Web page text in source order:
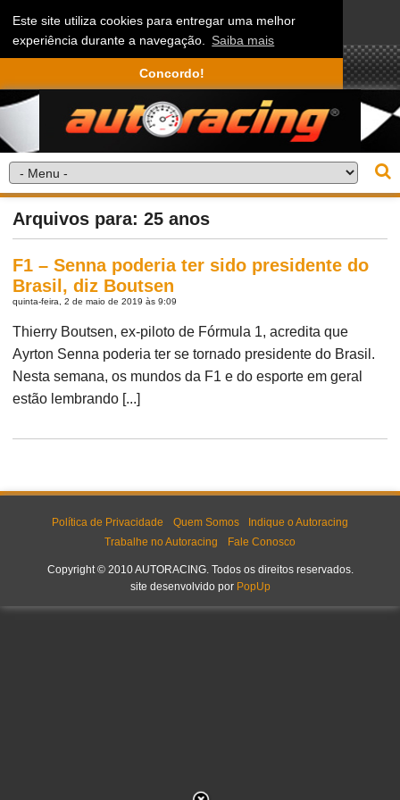
Este site utiliza cookies para entregar uma melhor
experiência durante a navegação. Saiba mais
Concordo!
Arquivos para: 25 anos
F1 – Senna poderia ter sido presidente do
Brasil, diz Boutsen
quinta-feira, 2 de maio de 2019 às 9:09
Thierry Boutsen, ex-piloto de Fórmula 1, acredita que
Ayrton Senna poderia ter se tornado presidente do Brasil.
Nesta semana, os mundos da F1 e do esporte em geral
estão lembrando [...]
Política de Privacidade Quem Somos
Indique o Autoracing
Trabalhe no Autoracing
Fale Conosco
Copyright © 2010 AUTORACING. Todos os direitos reservados.
site desenvolvido por PopUp